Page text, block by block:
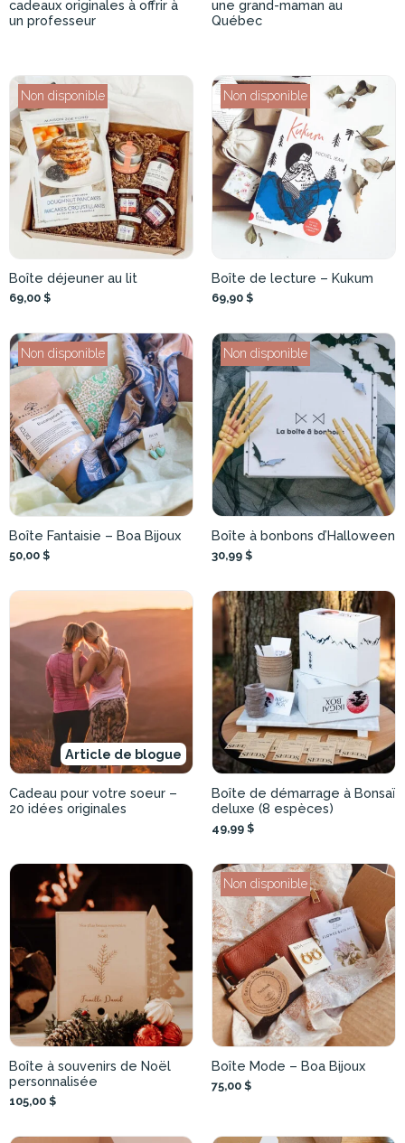
cadeaux originales à offrir à
un professeur
une grand-maman au
Québec
Non disponible
Boîte déjeuner au lit
69,00 $
Non disponible
Boîte de lecture – Kukum
69,90 $
Non disponible
Boîte Fantaisie – Boa Bijoux
50,00 $
Non disponible
Boîte à bonbons d’Halloween
30,99 $
Article de blogue
Cadeau pour votre soeur –
20 idées originales
Boîte de démarrage à Bonsaï
deluxe (8 espèces)
49,99 $
Boîte à souvenirs de Noël
personnalisée
105,00 $
Non disponible
Boîte Mode – Boa Bijoux
75,00 $